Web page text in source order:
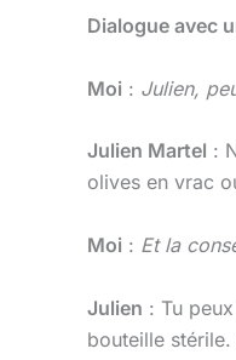
Dialogue avec
Moi : Julien,
Julien Martel :
olives en vrac
Moi : Et la
Julien : Tu
bouteille